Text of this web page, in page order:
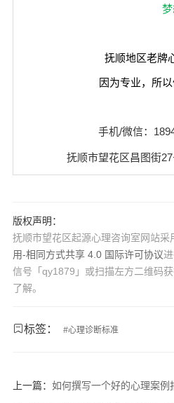
梦想
抚顺地区老牌
因为专业，所
手机/微信：
抚顺市望花区昌图街
版权声明：
抚顺市望花区起源心理咨询室网站采
用-相同方式共享 4.0 国际许可协议
信号「qy1879」或扫描左方二维码
了解。
标签： #心理诊断标准
上一篇： 如何撰写一个好的心理案例